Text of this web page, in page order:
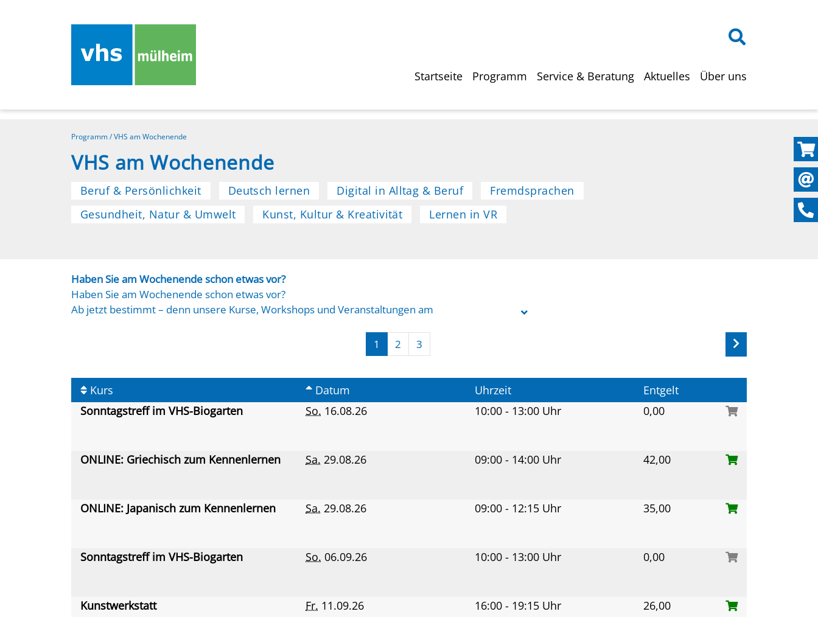
Hauptnavigation
Startseite Programm Service & Beratung Aktuelles Über uns
Programm/VHS am Wochenende
VHS am Wochenende
Beruf & Persönlichkeit Deutsch lernen Digital in Alltag & Beruf
Fremdsprachen
Gesundheit, Natur & Umwelt
Kunst, Kultur & Kreativität Lernen in VR
Haben Sie am Wochenende schon etwas vor?
Haben Sie am Wochenende schon etwas vor?
Ab jetzt bestimmt – denn unsere Kurse, Workshops und Veranstaltungen am
Trommeln, Maltechniken oder kulturelle Ausflüge: Unser Programm ist so
1 2 3
Kurs Datum Uhrzeit
Entgelt
Sonntagstreff im VHS-Biogarten
So. 16.08.26 10:00 - 13:00 Uhr 0,00
ONLINE: Griechisch zum Kennenlernen Sa. 29.08.26 09:00 - 14:00 Uhr 42,00
ONLINE: Japanisch zum Kennenlernen Sa. 29.08.26 09:00 - 12:15 Uhr 35,00
Sonntagstreff im VHS-Biogarten So. 06.09.26 10:00 - 13:00 Uhr 0,00
Kunstwerkstatt Fr. 11.09.26 16:00 - 19:15 Uhr 26,00